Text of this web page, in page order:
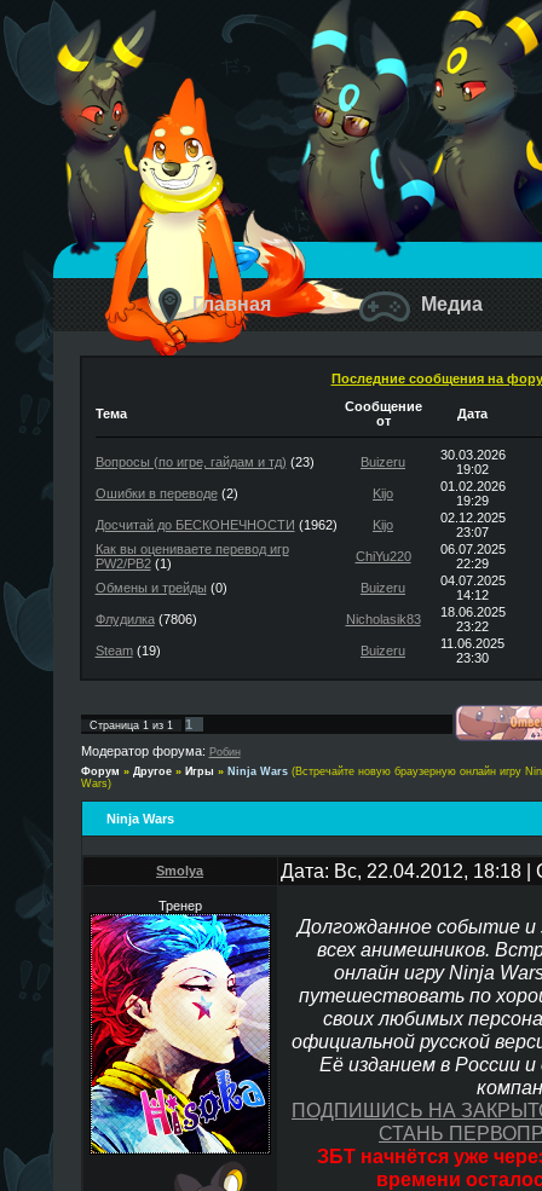
Главная Медиа
Последние сообщения на
Тема
Сообщение
от
Дата
Вопросы (по игре, гайдам и тд) (23) Buizeru
30.03.2026
19:02
Ошибки в переводе(2) Kijo
01.02.2026
19:29
Досчитай до БЕСКОНЕЧНОСТИ (1962) Kijo
02.12.2025
23:07
Как вы оцениваете перевод игр
PW2/PB2(1) ChiYu220
06.07.2025
22:29
Обмены и трейды (0) Buizeru
04.07.2025
14:12
Флудилка(7806) Nicholasik83
18.06.2025
23:22
Steam(19) Buizeru
11.06.2025
23:30
Страница 1из 1
1
Модератор форума: Робин
Форум » Другое » Игры » Ninja Wars (Встречайте новую браузерную онлайн игру
Wars)
Ninja Wars
Smolya Дата: Вс, 22.04.2012, 18:18
Тренер
Долгожданное событие и
всех анимешников.
онлайн игру Ninja
путешествовать по
своих любимых
официальной русской
Её изданием в России
ПОДПИШИСЬ НА
СТАНЬ
ЗБТ начнётся уже
времени